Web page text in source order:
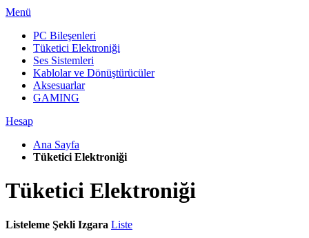
Menü
PC Bileşenleri
Tüketici Elektroniği
Ses Sistemleri
Kablolar ve Dönüştürücüler
Aksesuarlar
GAMING
Hesap
Ana Sayfa
Tüketici Elektroniği
Tüketici Elektroniği
Listeleme Şekli Izgara Liste